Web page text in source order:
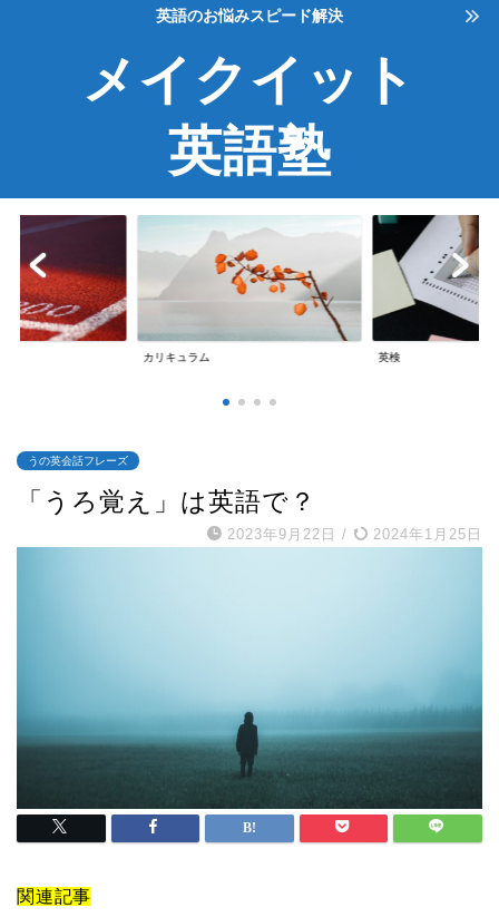
英語のお悩みスピード解決
メイクイット
英語塾
英検 英会話
うの英会話フレーズ
「うろ覚え」は英語で？
2023年9月22日 / 2024年1月25日
関連記事